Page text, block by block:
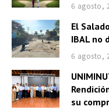
6 agosto,
El
IBAL no
6 agosto,
su